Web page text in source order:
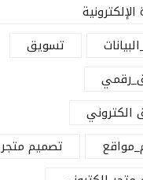
الإلكترونية
تسويق
الكتروني
تصميم متجر